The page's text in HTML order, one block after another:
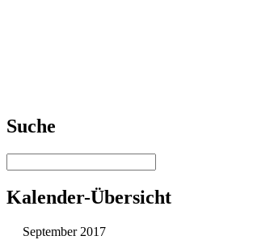
Suche
Kalender-Übersicht
September 2017